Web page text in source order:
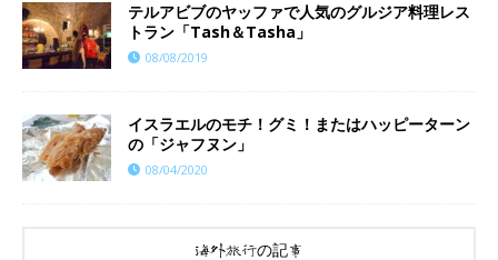
テルアビブのヤッファで人気のグルジア料理レス
トラン「Tash＆Tasha」
08/08/2019
イスラエルのモチ！グミ！またはハッピーターン
の「ジャフヌン」
08/04/2020
海外旅行の記事